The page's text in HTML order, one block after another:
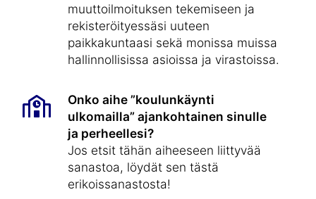
muuttoilmoituksen tekemiseen ja
rekisteröityessäsi uuteen
paikkakuntaasi sekä monissa muissa
hallinnollisissa asioissa ja virastoissa.
Onko aihe ”koulunkäynti
ulkomailla” ajankohtainen sinulle
ja perheellesi?
Jos etsit tähän aiheeseen liittyvää
sanastoa, löydät sen tästä
erikoissanastosta!